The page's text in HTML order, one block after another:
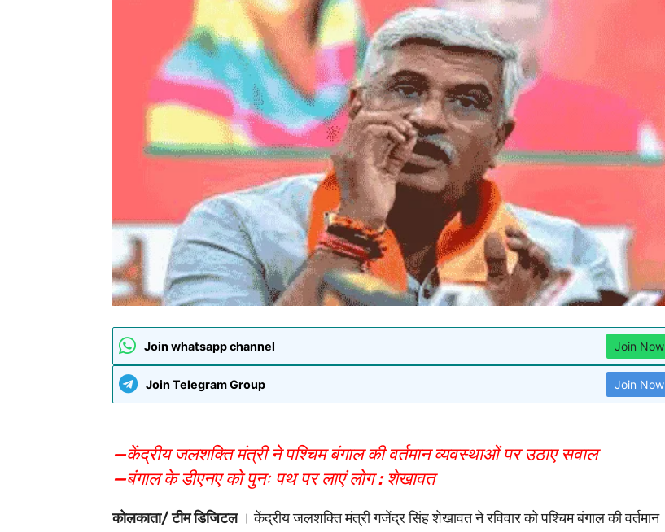
Join whatsapp channel Join Now
Join Telegram Group Join Now
—केंद्रीय जलशक्ति मंत्री ने पश्चिम बंगाल की वर्तमान व्यवस्थाओं पर उठाए सवाल
—बंगाल के डीएनए को पुनः पथ पर लाएं लोग : शेखावत
कोलकाता/ टीम डिजिटल। केंद्रीय जलशक्ति मंत्री गजेंद्र सिंह शेखावत ने रविवार को पश्चिम बंगाल की वर्तमान